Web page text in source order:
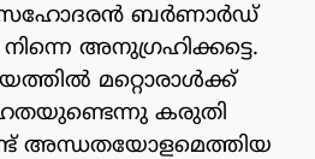
സഹോദരൻ ബർണാർഡ്
അനുഗ്രഹിക്കട്ടെ.
മറ്റൊരാൾക്ക്
കരുതി
അന്ധതയോളമെത്തിയ